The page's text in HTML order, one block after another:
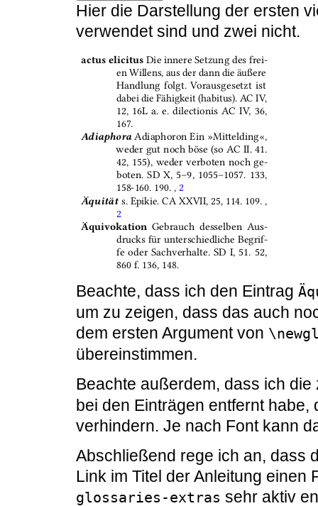
Hier die Darstellung der ersten
verwendet sind und zwei nicht.
Beachte, dass ich den Eintrag
um zu zeigen, dass das auch
dem ersten Argument von
übereinstimmen.
Beachte außerdem, dass ich
bei den Einträgen entfernt
verhindern. Je nach Font kann
Abschließend rege ich an, dass
Link im Titel der Anleitung einen
glossaries-extras sehr aktiv